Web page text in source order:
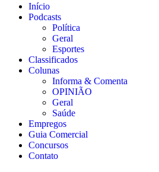
Início
Podcasts
Política
Geral
Esportes
Classificados
Colunas
Informa & Comenta
OPINIÃO
Geral
Saúde
Empregos
Guia Comercial
Concursos
Contato